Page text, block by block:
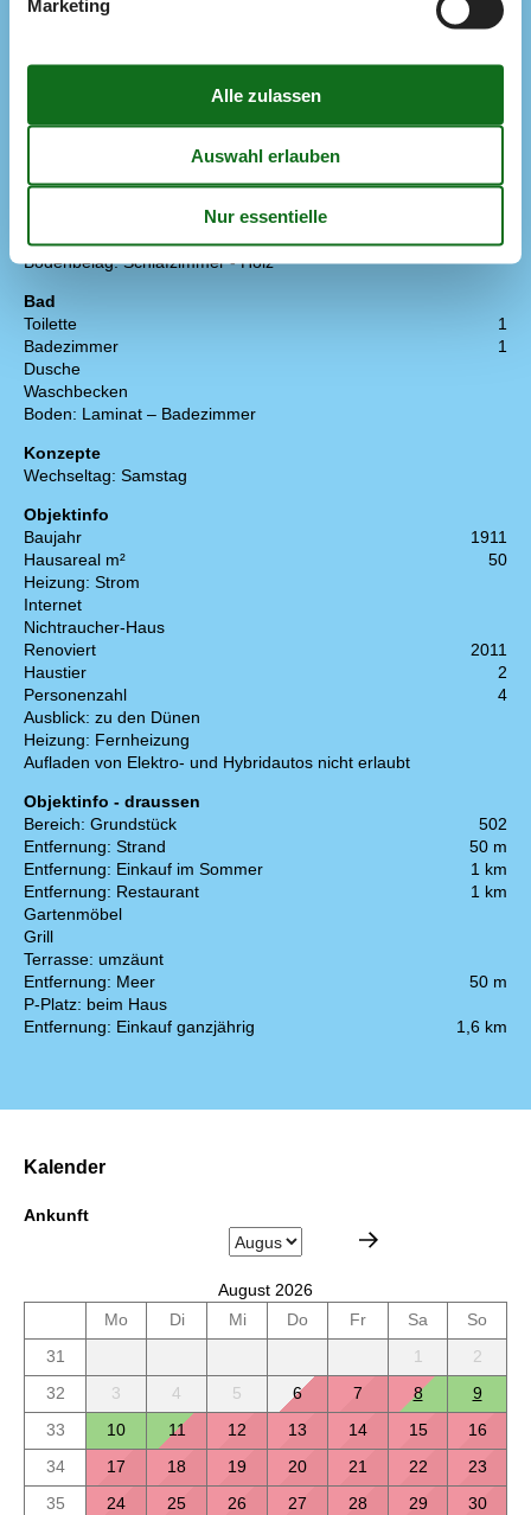
TV: dän. Kanäle
Schlafcouch - doppelt
1
Schlafplätze
4
Bodenbelag: Schlafzimmer - Holz
Bad
Toilette
1
Badezimmer
1
Dusche
Waschbecken
Boden: Laminat – Badezimmer
Konzepte
Wechseltag: Samstag
Objektinfo
Baujahr
1911
Hausareal m²
50
Heizung: Strom
Internet
Nichtraucher-Haus
Renoviert
2011
Haustier
2
Personenzahl
4
Ausblick: zu den Dünen
Heizung: Fernheizung
Aufladen von Elektro- und Hybridautos nicht erlaubt
Objektinfo - draussen
Bereich: Grundstück
502
Entfernung: Strand
50 m
Entfernung: Einkauf im Sommer
1 km
Entfernung: Restaurant
1 km
Gartenmöbel
Grill
Terrasse: umzäunt
Entfernung: Meer
50 m
P-Platz: beim Haus
Entfernung: Einkauf ganzjährig
1,6 km
Kalender
Ankunft
August 2026
Mo
Di Mi Do Fr Sa
So
31
1
2
32
3 4 5 6 7 8
9
33
10 11 12 13 14 15
16
34
17 18 19 20 21 22
23
35
24 25 26 27 28 29
30
Marketing